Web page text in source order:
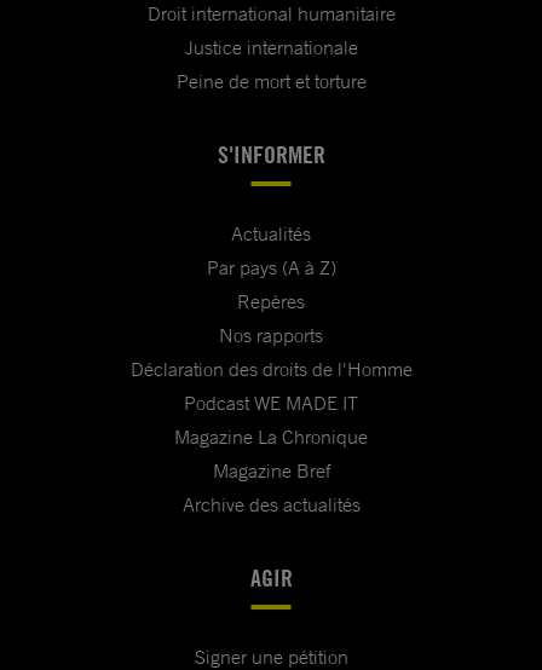
Droit international humanitaire
Justice internationale
Peine de mort et torture
S'INFORMER
Actualités
Par pays (A à Z)
Repères
Nos rapports
Déclaration des droits de l'Homme
Podcast WE MADE IT
Magazine La Chronique
Magazine Bref
Archive des actualités
AGIR
Signer une pétition